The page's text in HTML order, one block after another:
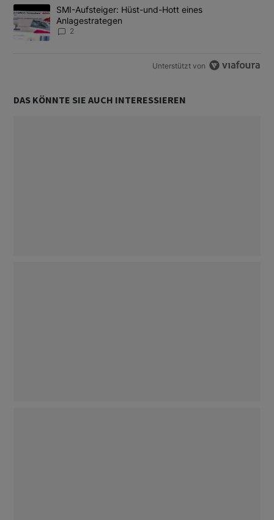
Ein Trendartikel mit dem Titel "SMI-Aufsteiger: Hüst-und-Hott
SMI-Aufsteiger: Hüst-und-Hott eines
Anlagestrategen
2
Unterstützt von
DAS KÖNNTE SIE AUCH INTERESSIEREN